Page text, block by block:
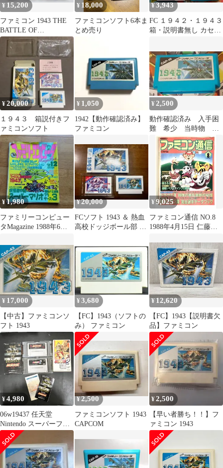
¥ 15,200
ファミコン 1943 THE
BATTLE OF
VALHALLA 箱・説付き
¥ 18,000
ファミコンソフト6本ま
とめ売り
¥3,943
FC １９４２・１９４３
箱・説明書無し カセッ
¥20,000
１９４３ 箱説付きフ
ァミコンソフト
¥ 1,050
1942【動作確認済み】
ファミコン
¥ 2,500
動作確認済み 入手困
難 希少 当時物
1942 ファミコン ソフ
ト カセット
¥1,980
ファミリーコンピュー
タMagazine 1988年6月
少
¥20,000
FCソフト 1943 ＆ 熱血
高校ドッジボール部 セ
¥9,025
ファミコン通信 NO.8
1988年4月15日 仁藤優
¥ 17,000
【中古】ファミコンソ
フト 1943
¥ 3,680
【FC】1943（ソフトの
み） ファミコン
¥12,620
【FC】1943【説明書欠
品】ファミコン
¥4,980
06w19437 任天堂
Nintendo スーパーファ
ミコン 餓狼伝説/餓狼
伝説2 2タイトルまと
め ゲームソフト 【中古
品】
¥2,500
ファミコンソフト 1943
CAPCOM
¥2,500
【早い者勝ち！！】フ
ァミコン 1943